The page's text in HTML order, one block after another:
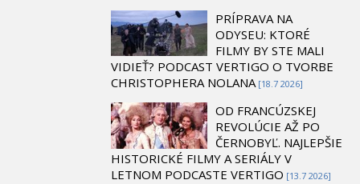
PRÍPRAVA NA
ODYSEU: KTORÉ
FILMY BY STE MALI
VIDIEŤ? PODCAST VERTIGO O TVORBE
CHRISTOPHERA NOLANA [18.7 2026]
OD FRANCÚZSKEJ
REVOLÚCIE AŽ PO
ČERNOBYĽ. NAJLEPŠIE
HISTORICKÉ FILMY A SERIÁLY V
LETNOM PODCASTE VERTIGO [13.7 2026]